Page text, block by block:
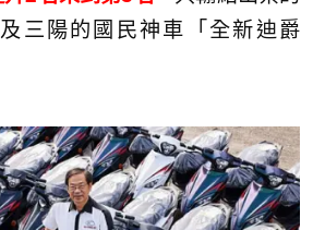
三陽的國民神車「全新迪爵